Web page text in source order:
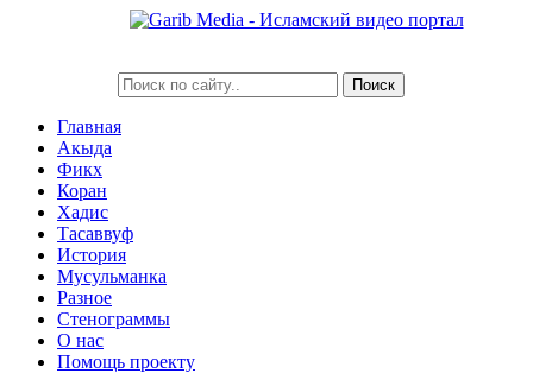
Главная
Акыда
Фикх
Коран
Хадис
Тасаввуф
История
Мусульманка
Разное
Стенограммы
О нас
Помощь проекту